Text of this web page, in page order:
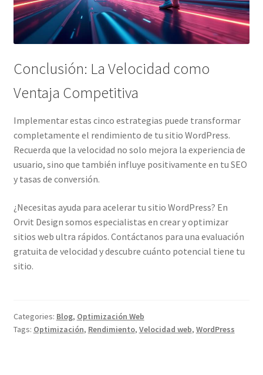
Conclusión: La Velocidad como
Ventaja Competitiva
Implementar estas cinco estrategias puede transformar
completamente el rendimiento de tu sitio WordPress.
Recuerda que la velocidad no solo mejora la experiencia de
usuario, sino que también influye positivamente en tu SEO
y tasas de conversión.
¿Necesitas ayuda para acelerar tu sitio WordPress? En
Orvit Design somos especialistas en crear y optimizar
sitios web ultra rápidos. Contáctanos para una evaluación
gratuita de velocidad y descubre cuánto potencial tiene tu
sitio.
Categories: Blog, Optimización Web
Tags: Optimización, Rendimiento, Velocidad web, WordPress